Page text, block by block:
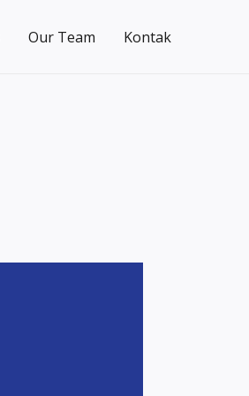
Our Team Kontak